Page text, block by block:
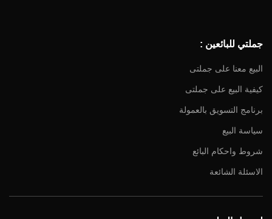
جملتي للبائعين :
البيع معنا على جملتى
كيفية البيع على جملتى
برنامج التسويق بالعمولة
سياسة البيع
شروط واحكام البائع
الاسئلة الشائعة